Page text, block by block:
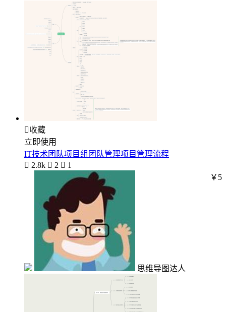
收藏
立即使用
IT技术团队项目组团队管理项目管理流程
 2.8k  2  1
思维导图达人
￥5